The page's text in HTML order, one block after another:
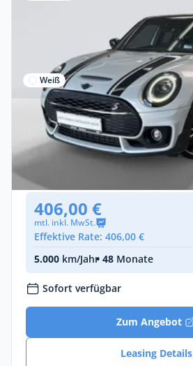
Weiß
Privat & Gewerbe
MINI Cooper S Clubman
Benzin • Automatik •178 PS (131 kW)
406,00 €
mtl. inkl. MwSt.
Effektive Rate: 406,00 €
5.000 km/Jahr• 48 Monate
Sofort verfügbar
Zum Angebot
Leasing Details